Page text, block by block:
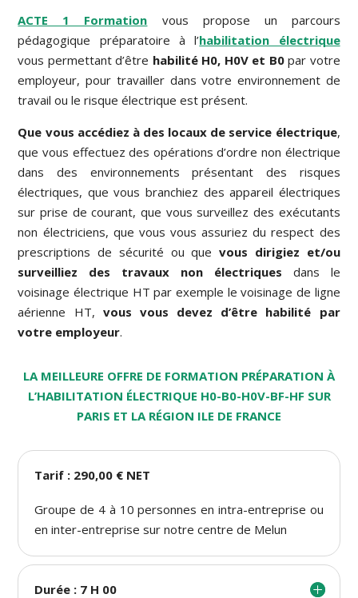
ACTE 1 Formation vous propose un parcours
pédagogique préparatoire à l’habilitation électrique
vous permettant d’être habilité H0, H0V et B0par votre
employeur, pour travailler dans votre environnement de
travail ou le risque électrique est présent.
Que vous accédiez à des locaux de service électrique,
que vous effectuez des opérations d’ordre non électrique
dans des environnements présentant des risques
électriques, que vous branchiez des appareil électriques
sur prise de courant, que vous surveillez des exécutants
non électriciens, que vous vous assuriez du respect des
prescriptions de sécurité ou quevous dirigiez et/ou
surveilliez des travaux non électriques dans le
voisinage électrique HT par exemple le voisinage de ligne
aérienne HT, vous vous devez d’être habilité par
votre employeur.
LA MEILLEURE OFFRE DE FORMATION PRÉPARATION À
L’HABILITATION ÉLECTRIQUE H0-B0-H0V-BF-HF SUR
PARIS ET LA RÉGION ILE DE FRANCE
Tarif : 290,00 € NET
Groupe de 4 à 10 personnes en intra-entreprise ou
en inter-entreprise sur notre centre de Melun
Durée : 7 H 00